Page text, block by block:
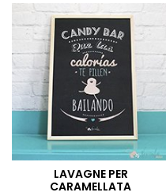
LAVAGNE PER
CARAMELLATA